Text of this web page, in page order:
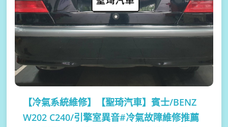
【冷氣系統維修】
【聖琦汽車】賓士/BENZ
W202 C240/引擎室異音#冷氣故障維修推薦